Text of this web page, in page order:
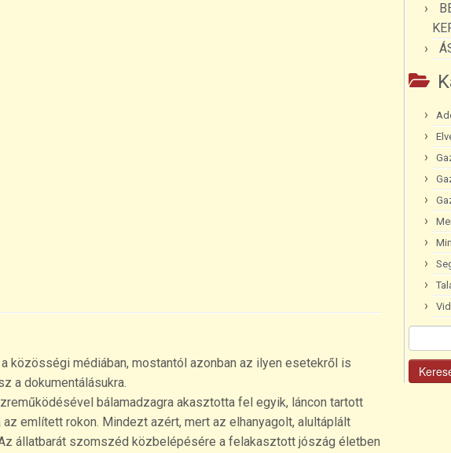
közösségi médiában, mostantól azonban az ilyen esetekről is
a dokumentálásukra.
bálamadzagra akasztotta fel egyik, láncon tartott
említett rokon. Mindezt azért, mert az elhanyagolt, alultáplált
állatbarát szomszéd közbelépésére a felakasztott jószág életben